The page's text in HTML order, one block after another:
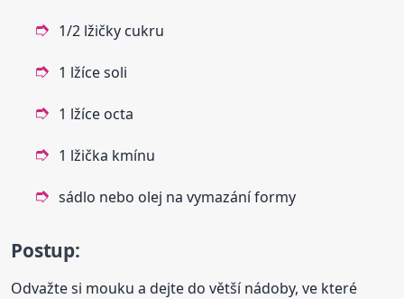
1/2 lžičky cukru
1 lžíce soli
1 lžíce octa
1 lžička kmínu
sádlo nebo olej na vymazání formy
Postup:
Odvažte si mouku a dejte do větší nádoby, ve které